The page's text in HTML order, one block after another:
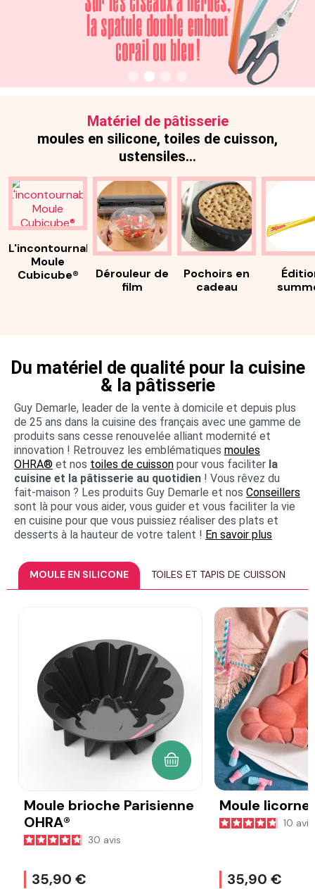
Matériel de pâtisserie
moules en silicone, toiles de cuisson,
ustensiles…
L'incontournable
Moule
Cubicube®
Dérouleur de
film
Pochoirs en
cadeau
Du matériel de qualité pour la cuisine
& la pâtisserie
Guy Demarle, leader de la vente à domicile et depuis plus
de 25 ans dans la cuisine des français avec une gamme de
produits sans cesse renouvelée alliant modernité et
innovation ! Retrouvez les emblématiques moules
OHRA® et nos toiles de cuisson pour vous faciliter la
cuisine et la pâtisserie au quotidien ! Vous rêvez du
fait-maison ? Les produits Guy Demarle et nos Conseillers
sont là pour vous aider, vous guider et vous faciliter la vie
en cuisine pour que vous puissiez réaliser des plats et
desserts à la hauteur de votre talent ! En savoir plus
Catégories de produits en vedette
MOULE EN SILICONE TOILES ET TAPIS DE CUISSON
Moule brioche Parisienne
OHRA®
30 avis
35,90 €
AJOUTER AU PANIER
Moule licorne
10 avis
35,90 €